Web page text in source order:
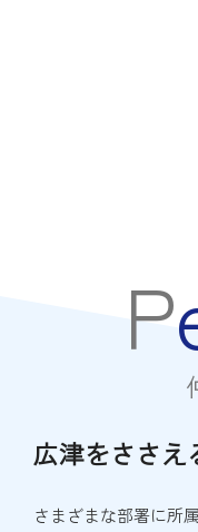
P
広津をささえ
さまざまな部署に所